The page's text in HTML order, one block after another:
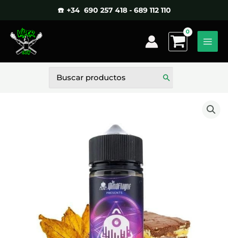
contenido
☎️ +34 690 257 418 - 689 112 110
por: